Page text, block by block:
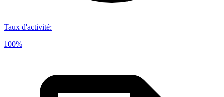
Taux d'activité:
100%